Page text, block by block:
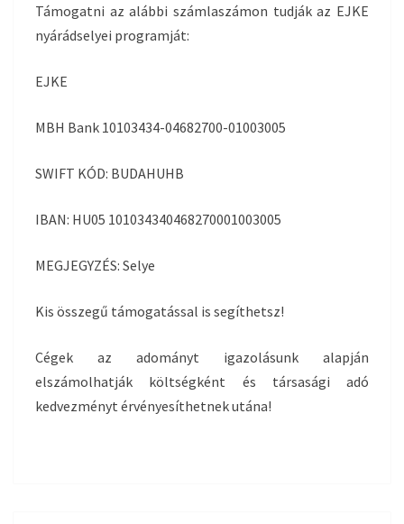
Támogatni az alábbi számlaszámon tudják az EJKE
nyárádselyei programját:
EJKE
MBH Bank 10103434-04682700-01003005
SWIFT KÓD: BUDAHUHB
IBAN: HU05 101034340468270001003005
MEGJEGYZÉS: Selye
Kis összegű támogatással is segíthetsz!
Cégek az adományt igazolásunk alapján
elszámolhatják költségként és társasági adó
kedvezményt érvényesíthetnek utána!